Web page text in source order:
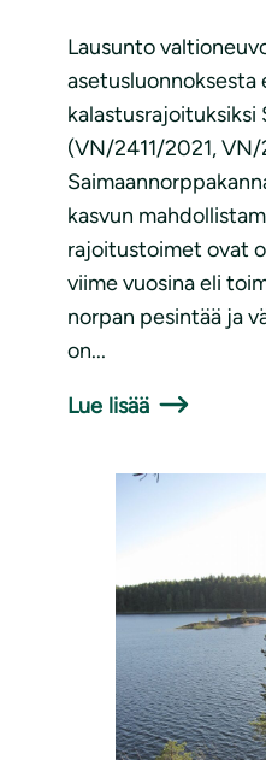
Lausunto
asetusluonnoksesta
kalastusrajoituksiksi
(VN/2411/2021,
kasvun
rajoitustoimet ovat
viime vuosina eli
norpan pesintää ja
on...
Lue lisää